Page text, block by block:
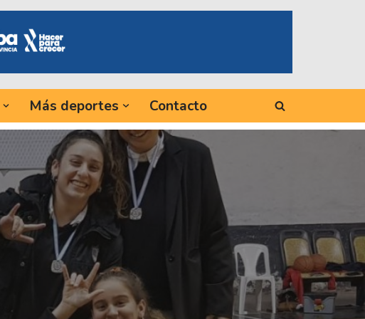
Más deportes Contacto